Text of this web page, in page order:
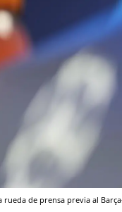
rueda de prensa previa al